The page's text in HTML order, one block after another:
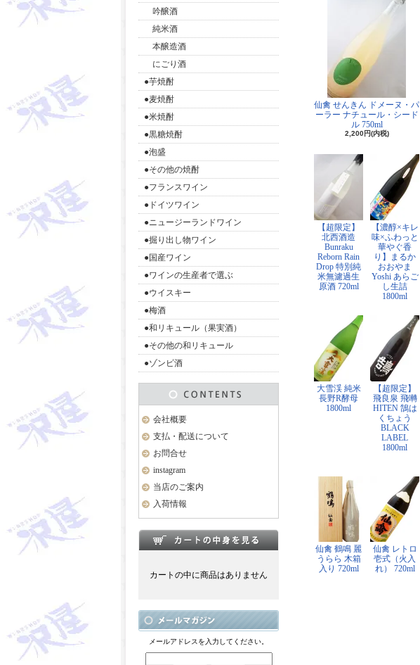
吟醸酒
純米酒
本醸造酒
にごり酒
●芋焼酎
●麦焼酎
●米焼酎
●黒糖焼酎
●泡盛
●その他の焼酎
●フランスワイン
●ドイツワイン
●ニュージーランドワイン
●掘り出し物ワイン
●国産ワイン
●ワインの生産者で選ぶ
●ウイスキー
●梅酒
●和リキュール（果実酒）
●その他の和リキュール
●ゾンビ酒
会社概要
支払・配送について
お問合せ
instagram
当店のご案内
入荷情報
カートの中に商品はありません
メールアドレスを入力してください。
仙禽 せんきん ドメーヌ・パ
ーラー ナチュール・シード
ル 750ml
2,200円(内税)
【超限定】
北西酒造
Bunraku
Reborn Rain
Drop 特別純
米無濾過生
原酒 720ml
【濃醇×キレ
味×ふわっと
華やぐ香
り】まるか
おおやま
Yoshi あらご
し生詰
1800ml
大雪渓 純米
長野R酵母
1800ml
【超限定】
飛良泉 飛囀
HITEN 鵠は
くちょう
BLACK
LABEL
1800ml
仙禽 鶴鳴 麗
うらら 木箱
入り 720ml
仙禽 レトロ
壱式（火入
れ） 720ml